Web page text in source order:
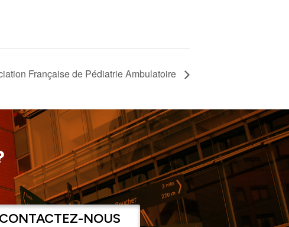
Française de Pédiatrie Ambulatoire
CONTACTEZ-NOUS